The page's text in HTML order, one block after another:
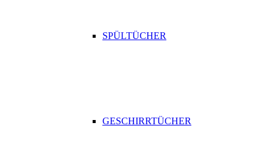
SPÜLTÜCHER
GESCHIRRTÜCHER